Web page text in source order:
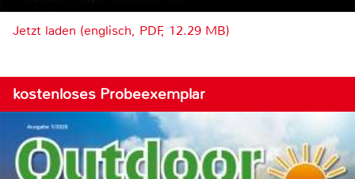
Jetzt laden (englisch, PDF, 12.29 MB)
kostenloses Probeexemplar